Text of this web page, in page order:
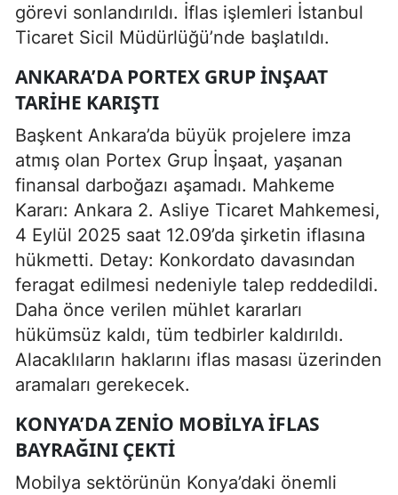
görevi sonlandırıldı. İflas işlemleri İstanbul
Ticaret Sicil Müdürlüğü’nde başlatıldı.
ANKARA’DA PORTEX GRUP İNŞAAT
TARIHE KARIŞTI
Başkent Ankara’da büyük projelere imza
atmış olan Portex Grup İnşaat, yaşanan
finansal darboğazı aşamadı. Mahkeme
Kararı: Ankara 2. Asliye Ticaret Mahkemesi,
4 Eylül 2025 saat 12.09’da şirketin iflasına
hükmetti. Detay: Konkordato davasından
feragat edilmesi nedeniyle talep reddedildi.
Daha önce verilen mühlet kararları
hükümsüz kaldı, tüm tedbirler kaldırıldı.
Alacaklıların haklarını iflas masası üzerinden
aramaları gerekecek.
KONYA’DA ZENIO MOBILYA İFLAS
BAYRAĞINI ÇEKTI
Mobilya sektörünün Konya’daki önemli